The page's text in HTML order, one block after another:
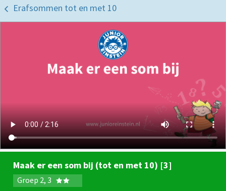
Erafsommen tot en met 10
Maak er een som bij (tot en met 10) [3]
Groep 2, 3